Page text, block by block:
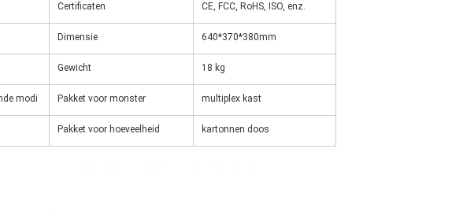
Certificaten CE, FCC, RoHS, ISO, enz.
Dimensie 640*370*380mm
Gewicht 18 kg
modi Pakket voor monster multiplex kast
Pakket voor hoeveelheid kartonnen doos